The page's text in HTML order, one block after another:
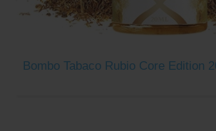
Bombo Tabaco Rubio Core Edition